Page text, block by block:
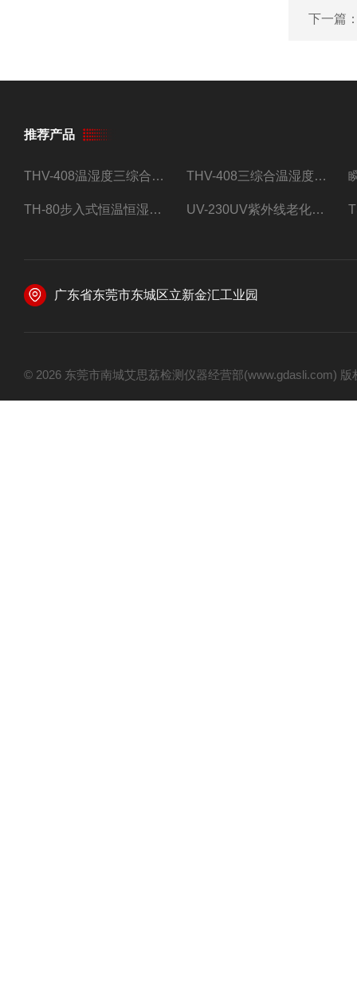
下一篇
推荐产品
THV-408温湿度三综合试验箱 THV-408三综合温湿度振动试验箱
TH-80步入式恒温恒湿试验房 UV-230UV紫外线老化试验箱
广东省东莞市东城区立新金汇工业园
© 2026 东莞市南城艾思荔检测仪器经营部(www.gdasli.com)